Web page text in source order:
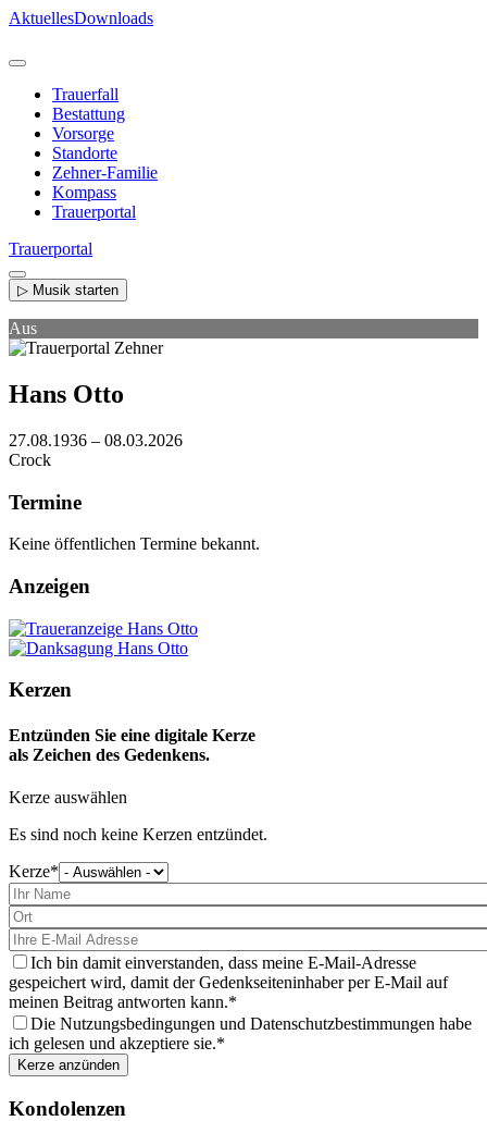
Direkt
Inhalt
AktuellesDownloads
Trauerfall
Bestattung
Vorsorge
Standorte
Zehner-Familie
Kompass
Trauerportal
Trauerportal
▷ Musik starten
Aus
Hans Otto
27.08.1936 – 08.03.2026
Crock
Termine
Keine öffentlichen Termine bekannt.
Anzeigen
Kerzen
Entzünden Sie eine digitale Kerze
als Zeichen des Gedenkens.
Kerze auswählen
Es sind noch keine Kerzen entzündet.
Kerze
wählen
Sie
aus
Ich bin damit einverstanden, dass meine E-Mail-Adresse
gespeichert wird, damit der Gedenkseiteninhaber per E-Mail auf
meinen Beitrag antworten kann.
Die Nutzungsbedingungen und Datenschutzbestimmungen habe
ich gelesen und akzeptiere sie.
Kondolenzen